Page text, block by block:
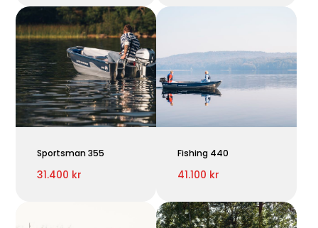
Sportsman 355
31.400 kr
Fishing 440
41.100 kr